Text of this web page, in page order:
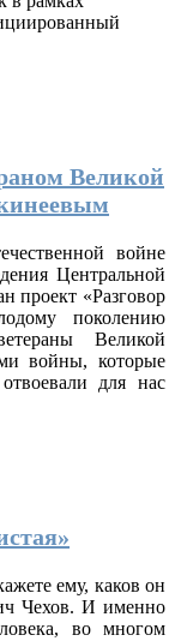
Великой
войне
Центральной
проект «Разговор
поколению
Великой
войны, которые
для нас
ему, каков он
Чехов. И именно
во многом